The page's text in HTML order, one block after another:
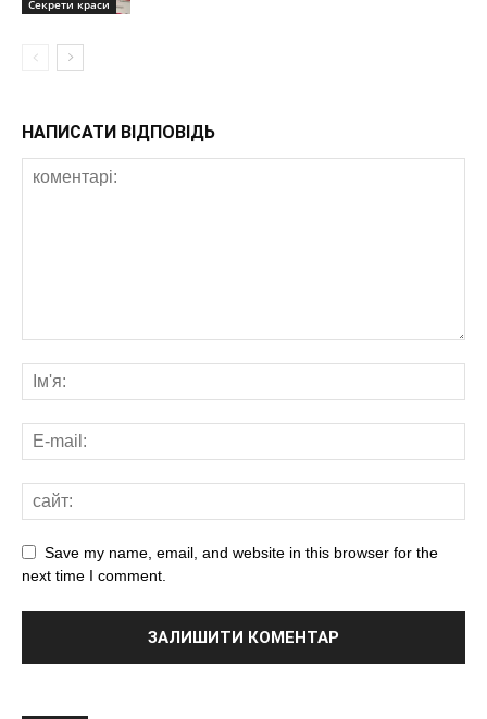
Секрети краси
НАПИСАТИ ВІДПОВІДЬ
Save my name, email, and website in this browser for the
next time I comment.